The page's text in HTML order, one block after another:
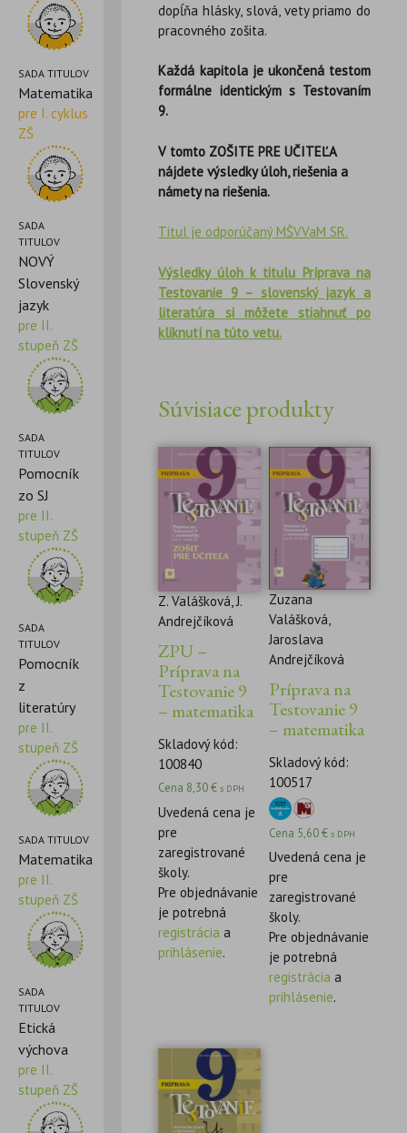
SADA TITULOV
Matematika
pre I. cyklus
ZŠ
SADA
TITULOV
NOVÝ
Slovenský
jazyk
pre II.
stupeň ZŠ
SADA
TITULOV
Pomocník
zo SJ
pre II.
stupeň ZŠ
SADA
TITULOV
Pomocník
z
literatúry
pre II.
stupeň ZŠ
SADA TITULOV
Matematika
pre II.
stupeň ZŠ
SADA
TITULOV
Etická
výchova
pre II.
stupeň ZŠ
dopĺňa hlásky, slová, vety priamo do
pracovného zošita.
Každá kapitola je ukončená testom
formálne identickým s Testovaním
9.
V tomto ZOŠITE PRE UČITEĽA
nájdete výsledky úloh, riešenia a
námety na riešenia.
Titul je odporúčaný MŠVVaM SR.
Výsledky úloh k titulu Príprava na
Testovanie 9 – slovenský jazyk a
literatúra si môžete stiahnuť po
kliknutí na túto vetu.
Súvisiace produkty
Z. Valášková, J.
Andrejčíková
ZPU –
Príprava na
Testovanie 9
– matematika
Skladový kód:
100840
Cena 8,30€ s DPH
Uvedená cena je
pre
zaregistrované
školy.
Pre objednávanie
je potrebná
registrácia a
prihlásenie.
Zuzana
Valášková,
Jaroslava
Andrejčíková
Príprava na
Testovanie 9
– matematika
Skladový kód:
100517
Cena 5,60€ s DPH
Uvedená cena je
pre
zaregistrované
školy.
Pre objednávanie
je potrebná
registrácia a
prihlásenie.